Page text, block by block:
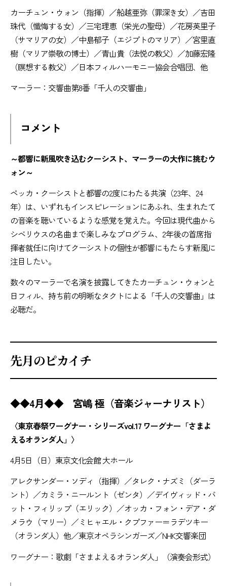
カーチュン・ウォン（指揮）／船越亜弥（罪深き女）／吉田
珠代（懺悔する女）／三宅理恵（栄光の聖母）／花房英里子
（サマリアの女）／中島郁子（エジプトのマリア）／宮里直
樹（マリア崇敬の博士）／青山貴（法悦の教父）／加藤宏隆
（瞑想する教父）／日本フィルハーモニー協会合唱団、他
マーラー：交響曲第8番「千人の交響曲」
コメント
～都響に新風吹き込むクーシスト、マーラーの大作に挑むウ
ォン～
ペッカ・クーシストと都響の2度にわたる共演（23年、24
年）は、いずれもインスピレーションにあふれ、生まれたて
の音楽を聴いているような感覚を覚えた。今回は現代曲から
シベリウスの名曲まで楽しみなプログラム、2年後の首席指
揮者就任に向けてクーシストの個性が都響にもたらす新風に
注目したい。
数々のマーラーで名演を披露してきたカーチュン・ウォンと
日フィル、持ち前の明晰なタクトによる「千人の交響曲」は
必聴だ。
先月のピカイチ
◆◆4月◆◆ 宮嶋 極（音楽ジャーナリスト）
〈東京春祭ワーグナー・シリーズvol.17 ワーグナー「さまよ
えるオランダ人」〉
4月5日（日）東京文化会館 大ホール
アレクサンダー・ソディ（指揮）／タレク・ナズミ（ダーラ
ント）／カミラ・ニールント（ゼンタ）／デイヴィッド・バ
ット・フィリップ（エリック）／オッカ・フォン・デア・ダ
メラウ（マリー）／ミヒャエル・クプファー＝ラデツキー
（オランダ人）他／東京オペラシンガーズ／NHK交響楽団
ワーグナー：歌劇「さまよえるオランダ人」（演奏会形式）